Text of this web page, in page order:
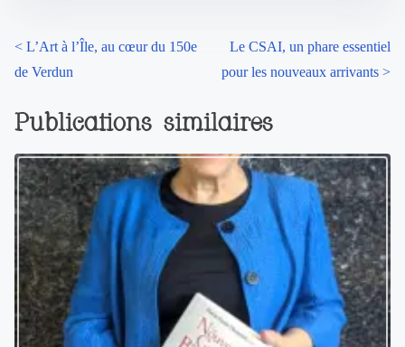
< L’Art à l’Île, au cœur du 150e
de Verdun
Le CSAI, un phare essentiel
pour les nouveaux arrivants >
Publications similaires